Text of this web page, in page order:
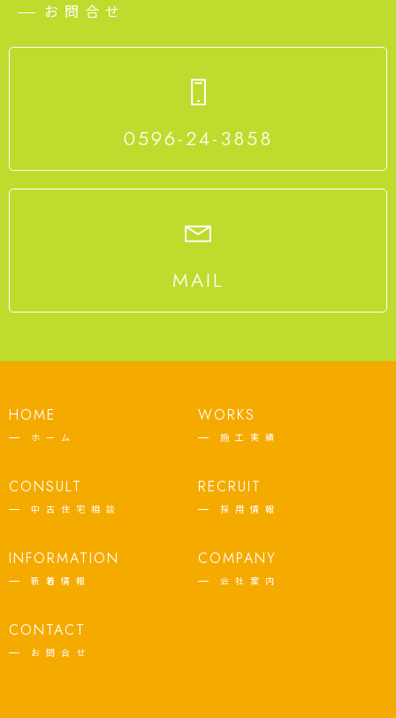
お問合せ
0596-24-3858
MAIL
HOME
ホーム
WORKS
施工実績
CONSULT
中古住宅相談
RECRUIT
採用情報
INFORMATION
新着情報
COMPANY
会社案内
CONTACT
お問合せ